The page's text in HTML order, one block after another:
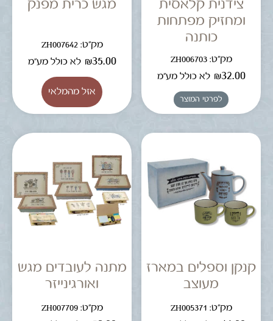
צידנית קלאסית
ומחזיק מפתחות
כותנה
מק"ט: ZH006703
₪32.00 לא כולל מע"מ
לפרטי המוצר
מגש כרית מפנק
מק"ט: ZH007642
₪35.00 לא כולל מע"מ
קנקן וספלים במארז
מעוצב
מק"ט: ZH005371
מתנה לעובדים מגש
ואורגינייזר
מק"ט: ZH007709